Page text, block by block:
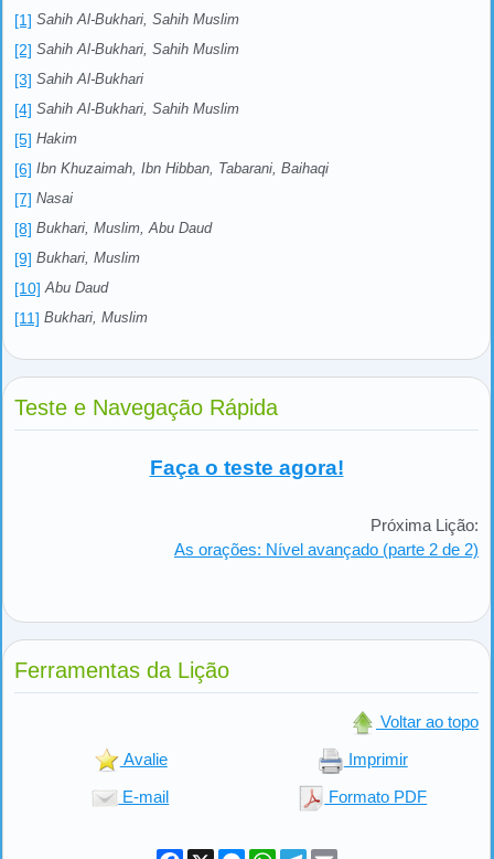
[1] Sahih Al-Bukhari, Sahih Muslim
[2] Sahih Al-Bukhari, Sahih Muslim
[3] Sahih Al-Bukhari
[4] Sahih Al-Bukhari, Sahih Muslim
[5] Hakim
[6] Ibn Khuzaimah, Ibn Hibban, Tabarani, Baihaqi
[7] Nasai
[8] Bukhari, Muslim, Abu Daud
[9] Bukhari, Muslim
[10] Abu Daud
[11] Bukhari, Muslim
Teste e Navegação Rápida
Faça o teste agora!
Próxima Lição:
As orações: Nível avançado (parte 2 de 2)
Ferramentas da Lição
Voltar ao topo
Avalie Imprimir
E-mail Formato PDF